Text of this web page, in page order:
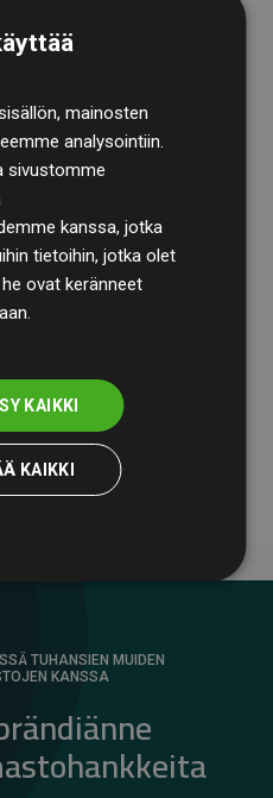
säännöllisesti läpi
varmistaakseen
että investoinnit
keskimäärin
jäsenverkkosivustoilla –
todellisesta
TUHANSIEN MUIDEN
KANSSA
mainosten
analysointiin.
sivustomme
kanssa, jotka
tietoihin, jotka olet
ovat keränneet
KAIKKI
KAIKKI